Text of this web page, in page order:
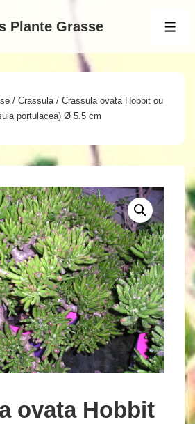
Plante Grasse
/ Crassula/ Crassula ovata Hobbit ou
portulacea) Ø 5.5 cm
ovata Hobbit